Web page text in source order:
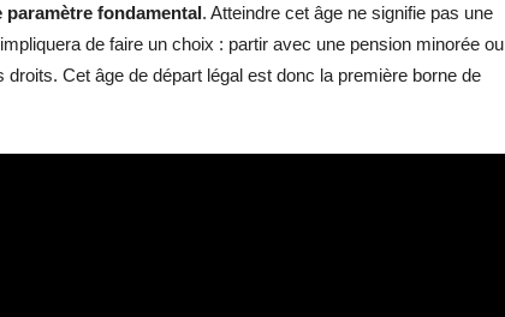
fondamental. Atteindre cet âge ne signifie pas une
de faire un choix : partir avec une pension minorée ou
Cet âge de départ légal est donc la première borne de